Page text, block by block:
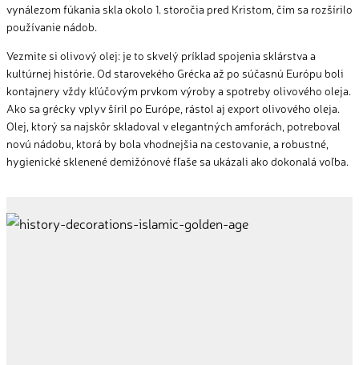
vynálezom fúkania skla okolo 1. storočia pred Kristom, čím sa rozšírilo
používanie nádob.
Vezmite si olivový olej: je to skvelý príklad spojenia sklárstva a
kultúrnej histórie. Od starovekého Grécka až po súčasnú Európu boli
kontajnery vždy kľúčovým prvkom výroby a spotreby olivového oleja.
Ako sa grécky vplyv šíril po Európe, rástol aj export olivového oleja.
Olej, ktorý sa najskôr skladoval v elegantných amforách, potreboval
novú nádobu, ktorá by bola vhodnejšia na cestovanie, a robustné,
hygienické sklenené demižónové fľaše sa ukázali ako dokonalá voľba.